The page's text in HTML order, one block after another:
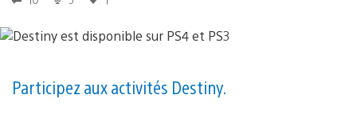
Participez aux activités Destiny.